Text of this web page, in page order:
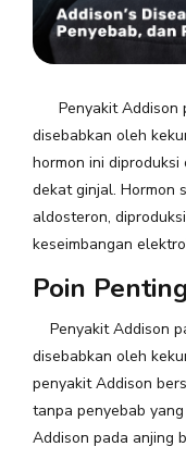
Penyakit Addison
disebabkan oleh
hormon ini
dekat ginjal. Hormon
aldosteron,
keseimbangan
Poin Penting
Penyakit Addison
disebabkan oleh
penyakit Addison
tanpa penyebab
Addison pada anjing